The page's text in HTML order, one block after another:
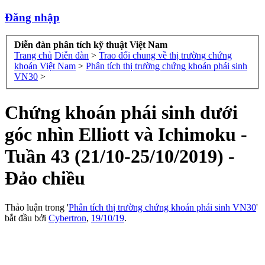
Đăng nhập
Diễn đàn phân tích kỹ thuật Việt Nam
Trang chủ Diễn đàn > Trao đổi chung về thị trường chứng
khoán Việt Nam > Phân tích thị trường chứng khoán phái sinh
VN30 >
Chứng khoán phái sinh dưới
góc nhìn Elliott và Ichimoku -
Tuần 43 (21/10-25/10/2019) -
Đảo chiều
Thảo luận trong 'Phân tích thị trường chứng khoán phái sinh VN30'
bắt đầu bởi Cybertron, 19/10/19.